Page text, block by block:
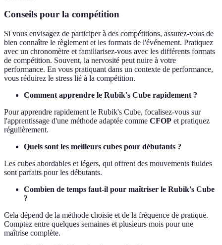
Conseils pour la compétition
Si vous envisagez de participer à des compétitions, assurez-vous de
bien connaître le règlement et les formats de l'événement. Pratiquez
avec un chronomètre et familiarisez-vous avec les différents formats
de compétition. Souvent, la nervosité peut nuire à votre
performance. En vous pratiquant dans un contexte de performance,
vous réduirez le stress lié à la compétition.
Comment apprendre le Rubik's Cube rapidement ?
Pour apprendre rapidement le Rubik's Cube, focalisez-vous sur
l'apprentissage d'une méthode adaptée comme CFOP et pratiquez
régulièrement.
Quels sont les meilleurs cubes pour débutants ?
Les cubes abordables et légers, qui offrent des mouvements fluides
sont parfaits pour les débutants.
Combien de temps faut-il pour maîtriser le Rubik's Cube
?
Cela dépend de la méthode choisie et de la fréquence de pratique.
Comptez entre quelques semaines et plusieurs mois pour une
maîtrise complète.